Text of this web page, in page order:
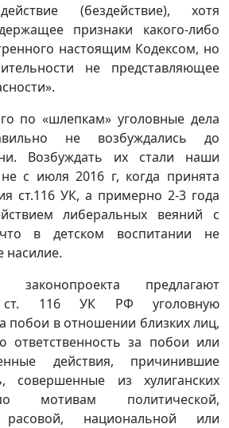
(бездействие), хотя
признаки какого-либо
настоящим Кодексом, но
не представляющее
по «шлепкам» уголовные дела
не возбуждались до
Возбуждать их стали наши
с июля 2016 г, когда принята
ст.116 УК, а примерно 2-3 года
либеральных веяний с
в детском воспитании не
насилие.
предлагают
ст. 116 УК РФ уголовную
побои в отношении близких лиц,
ответственность за побои или
действия, причинившие
совершенные из хулиганских
мотивам политической,
расовой, национальной или